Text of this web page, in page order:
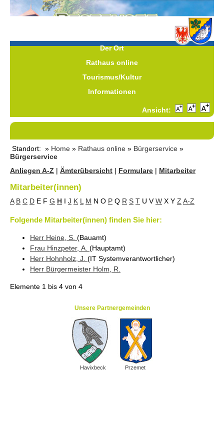
Der Ort
Rathaus online
Tourismus/Kultur
Informationen
Ansicht:
Standort: » Home » Rathaus online » Bürgerservice »
Bürgerservice
Anliegen A-Z | Ämterübersicht | Formulare | Mitarbeiter
Mitarbeiter(innen)
A B C D E F G H I J K L M N O P Q R S T U V W X Y Z A-Z
Folgende Mitarbeiter(innen) finden Sie hier:
Herr Heine , S. (Bauamt)
Frau Hinzpeter, A. (Hauptamt)
Herr Hohnholz , J. (IT Systemverantwortlicher)
Herr Bürgermeister Holm , R.
Elemente 1 bis 4 von 4
Unsere Partnergemeinden
Havixbeck Przemet